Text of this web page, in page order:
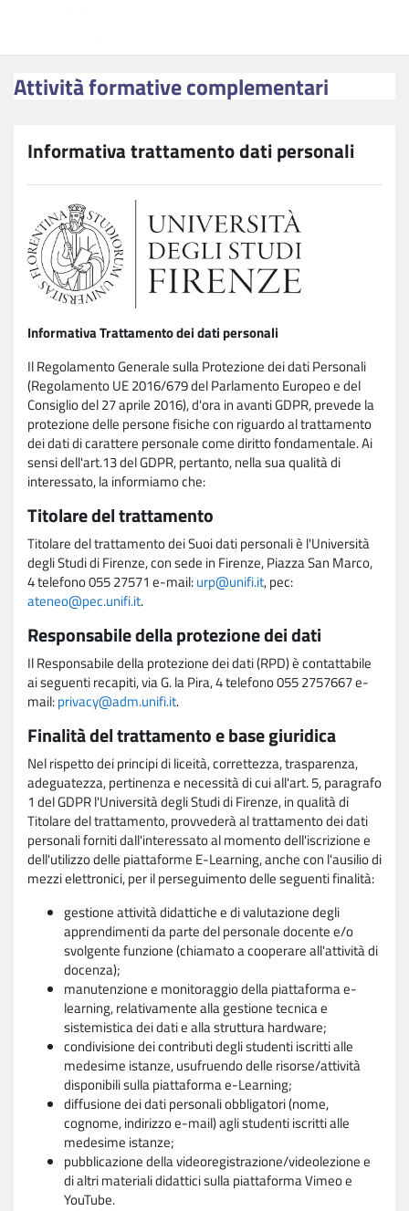
Attività formative complementari
Informativa trattamento dati personali
Informativa Trattamento dei dati personali
Il Regolamento Generale sulla Protezione dei dati Personali
(Regolamento UE 2016/679 del Parlamento Europeo e del
Consiglio del 27 aprile 2016), d'ora in avanti GDPR, prevede la
protezione delle persone fisiche con riguardo al trattamento
dei dati di carattere personale come diritto fondamentale. Ai
sensi dell'art.13 del GDPR, pertanto, nella sua qualità di
interessato, la informiamo che:
Titolare del trattamento
Titolare del trattamento dei Suoi dati personali è l'Università
degli Studi di Firenze, con sede in Firenze, Piazza San Marco,
4 telefono 055 27571 e-mail:urp@unifi.it, pec:
ateneo@pec.unifi.it.
Responsabile della protezione dei dati
Il Responsabile della protezione dei dati (RPD) è contattabile
ai seguenti recapiti, via G. la Pira, 4 telefono 055 2757667 e-
mail:privacy@adm.unifi.it.
Finalità del trattamento e base giuridica
Nel rispetto dei principi di liceità, correttezza, trasparenza,
adeguatezza, pertinenza e necessità di cui all'art. 5, paragrafo
1 del GDPR l'Università degli Studi di Firenze, in qualità di
Titolare del trattamento, provvederà al trattamento dei dati
personali forniti dall'interessato al momento dell'iscrizione e
dell'utilizzo delle piattaforme E-Learning, anche con l'ausilio di
mezzi elettronici, per il perseguimento delle seguenti finalità:
gestione attività didattiche e di valutazione degli
apprendimenti da parte del personale docente e/o
svolgente funzione (chiamato a cooperare all'attività di
docenza);
manutenzione e monitoraggio della piattaforma e-
learning, relativamente alla gestione tecnica e
sistemistica dei dati e alla struttura hardware;
condivisione dei contributi degli studenti iscritti alle
medesime istanze, usufruendo delle risorse/attività
disponibili sulla piattaforma e-Learning;
diffusione dei dati personali obbligatori (nome,
cognome, indirizzo e-mail) agli studenti iscritti alle
medesime istanze;
pubblicazione della videoregistrazione/videolezione e
di altri materiali didattici sulla piattaforma Vimeo e
YouTube.